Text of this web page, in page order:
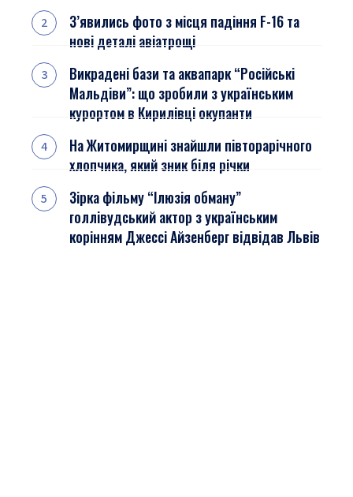
З’явились фото з місця падіння F-16 та
нові деталі авіатрощі
Викрадені бази та аквапарк “Російські
Мальдіви”: що зробили з українським
курортом в Кирилівці окупанти
На Житомирщині знайшли півторарічного
хлопчика, який зник біля річки
Зірка фільму “Ілюзія обману”
голлівудський актор з українським
корінням Джессі Айзенберг відвідав Львів